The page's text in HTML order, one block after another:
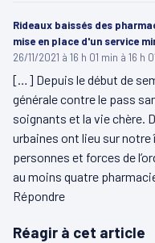
Rideaux baissés des
mise en place d'un service
26/11/2021 à 16 h 01 min à 16 h
[…] Depuis le début de
générale contre le pass
soignants et la vie chère.
urbaines ont lieu sur
personnes et forces de
au moins quatre
Répondre
Réagir à cet article